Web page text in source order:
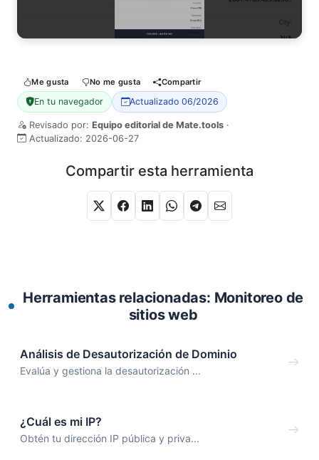
Me gusta No me gusta Compartir
En tu navegador Actualizado 06/2026
Revisado por: Equipo editorial de Mate.tools ·
Actualizado: 2026-06-27
Compartir esta herramienta
Herramientas relacionadas: Monitoreo de
sitios web
Análisis de Desautorización de Dominio
Evalúa y gestiona la desautorización ...
¿Cuál es mi IP?
Obtén tu dirección IP pública y priva...